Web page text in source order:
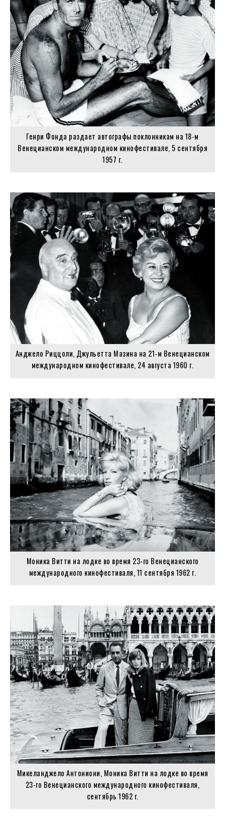
Генри Фонда раздает автографы поклонникам на 18-м
Венецианском международном кинофестивале, 5 сентября
1957 г.
Анджело Риццоли, Джульетта Мазина на 21-м Венецианском
международном кинофестивале, 24 августа 1960 г.
Моника Витти на лодке во время 23-го Венецианского
международного кинофестиваля, 11 сентября 1962 г.
Микеланджело Антониони, Моника Витти на лодке во время
23-го Венецианского международного кинофестиваля,
сентябрь 1962 г.